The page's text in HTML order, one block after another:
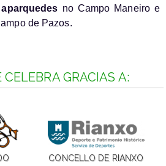
no Campo Maneiro e
de Pazos.
GRACIAS A:
CONCELLO DE RIANXO